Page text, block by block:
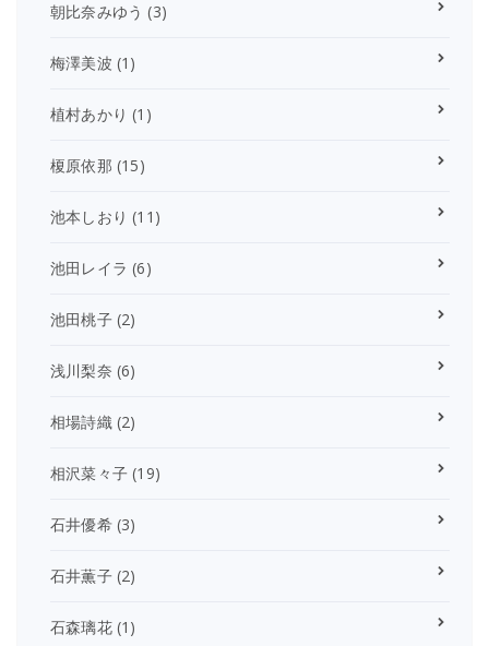
朝比奈みゆう (3)
梅澤美波 (1)
植村あかり (1)
榎原依那 (15)
池本しおり (11)
池田レイラ (6)
池田桃子(2)
浅川梨奈 (6)
相場詩織(2)
相沢菜々子 (19)
石井優希(3)
石井薫子(2)
石森璃花(1)